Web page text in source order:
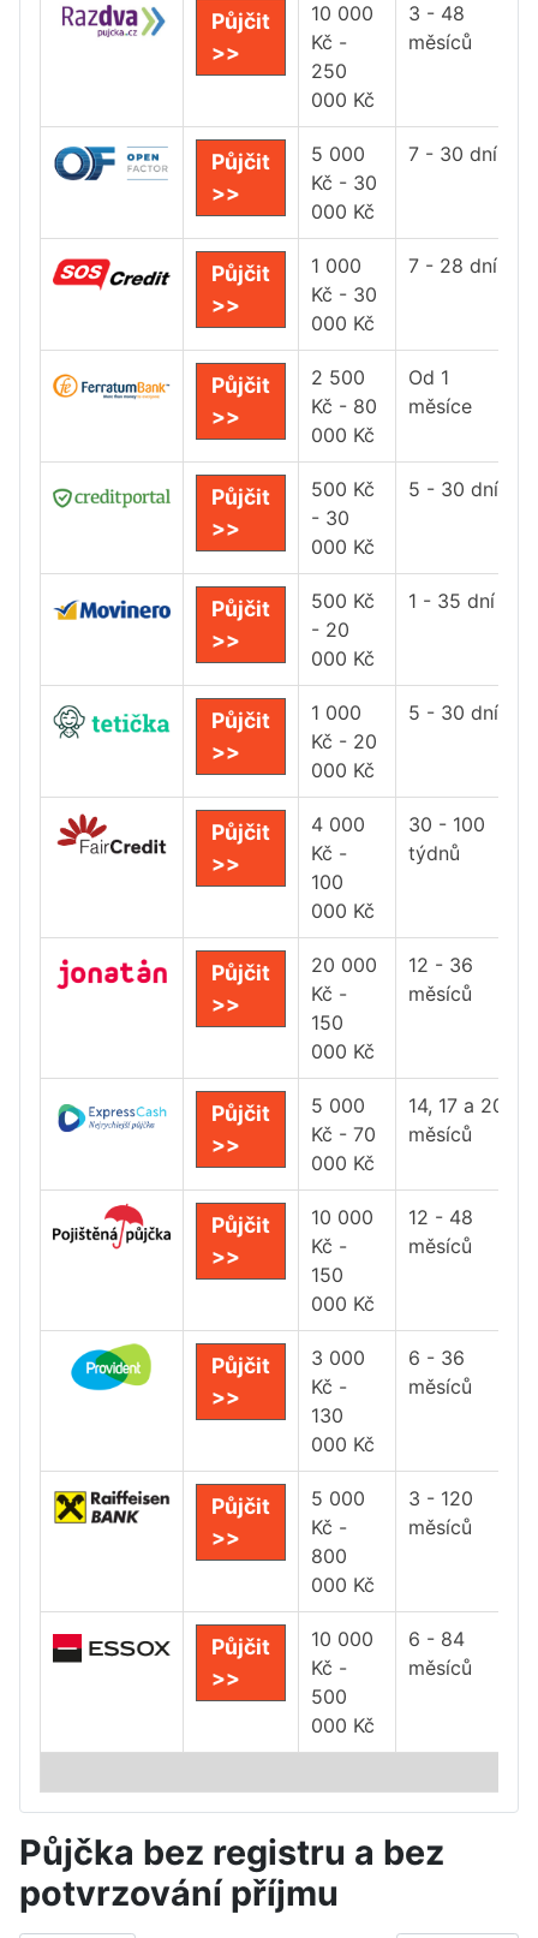
Půjčit
>>
10 000
Kč -
250
000 Kč
3 - 48
měsíců
Půjčit
>>
5 000
Kč - 30
000 Kč
7 - 30 dní
Půjčit
>>
1 000
Kč - 30
000 Kč
7 - 28 dní
Půjčit
>>
2 500
Kč - 80
000 Kč
Od 1
měsíce
Půjčit
>>
500 Kč
- 30
000 Kč
5 - 30 dní
Půjčit
>>
500 Kč
- 20
000 Kč
1 - 35 dní
Půjčit
>>
1 000
Kč - 20
000 Kč
5 - 30 dní
Půjčit
>>
4 000
Kč -
100
000 Kč
30 - 100
týdnů
Půjčit
>>
20 000
Kč -
150
000 Kč
12 - 36
měsíců
Půjčit
>>
5 000
Kč - 70
000 Kč
14, 17 a 20
měsíců
Půjčit
>>
10 000
Kč -
150
000 Kč
12 - 48
měsíců
Půjčit
>>
3 000
Kč -
130
000 Kč
6 - 36
měsíců
Půjčit
>>
5 000
Kč -
800
000 Kč
3 - 120
měsíců
Půjčit
>>
10 000
Kč -
500
000 Kč
6 - 84
měsíců
Půjčka bez registru a bez
potvrzování příjmu